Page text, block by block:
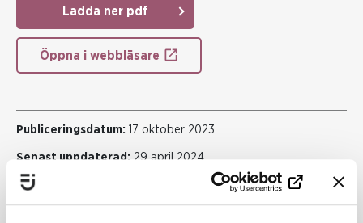
Ladda ner pdf
Öppna i webbläsare
Publiceringsdatum: 17 oktober 2023
Senast uppdaterad: 29 april 2024